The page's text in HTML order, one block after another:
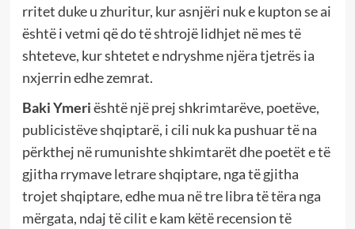
rritet duke u zhuritur, kur asnjëri nuk e kupton se ai
është i vetmi që do të shtrojë lidhjet në mes të
shteteve, kur shtetet e ndryshme njëra tjetrës ia
nxjerrin edhe zemrat.
Baki Ymeriështë një prej shkrimtarëve, poetëve,
publicistëve shqiptarë, i cili nuk ka pushuar të na
përkthej në rumunishte shkimtarët dhe poetët e të
gjitha rrymave letrare shqiptare, nga të gjitha
trojet shqiptare, edhe mua në tre libra të tëra nga
mërgata, ndaj të cilit e kam këtë recension të